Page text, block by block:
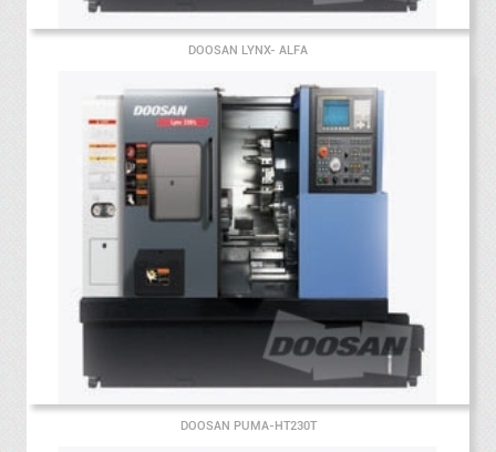
DOOSAN LYNX- ALFA
DOOSAN PUMA-HT230T